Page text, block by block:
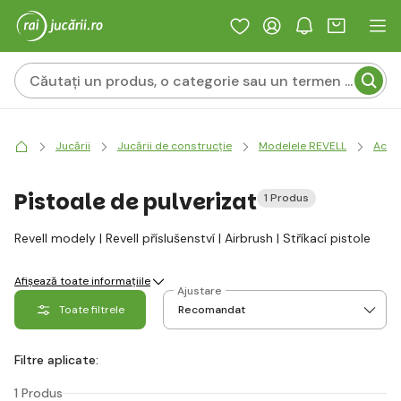
Jucării Jucării de construcție Modelele REVELL
Pistoale de pulverizat 1 Produs
Revell modely | Revell příslušenství | Airbrush | Stříkací pistole
Afișează toate informațiile
Toate filtrele
Ajustare
Filtre aplicate:
1 Produs